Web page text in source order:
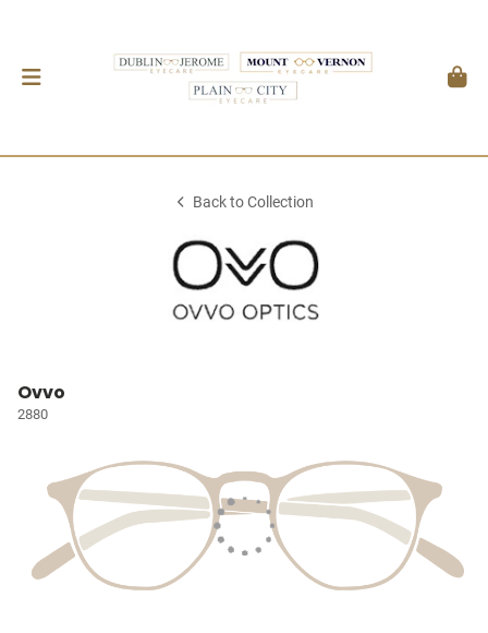
Back to Collection
Ovvo
2880